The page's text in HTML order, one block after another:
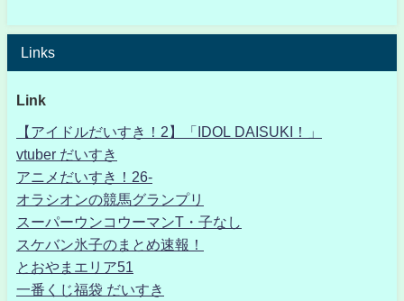
Links
Link
【アイドルだいすき！2】「IDOL DAISUKI！」
vtuber だいすき
アニメだいすき！26-
オラシオンの競馬グランプリ
スーパーウンコウーマンT・子なし
スケバン氷子のまとめ速報！
とおやまエリア51
一番くじ福袋 だいすき